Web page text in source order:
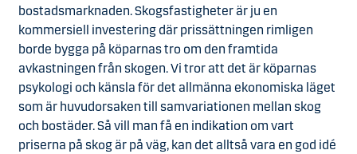
bostadsmarknaden. Skogsfastigheter är ju en
kommersiell investering där prissättningen rimligen
borde bygga på köparnas tro om den framtida
avkastningen från skogen. Vi tror att det är köparnas
psykologi och känsla för det allmänna ekonomiska läget
som är huvudorsaken till samvariationen mellan skog
och bostäder. Så vill man få en indikation om vart
priserna på skog är på väg, kan det alltså vara en god idé